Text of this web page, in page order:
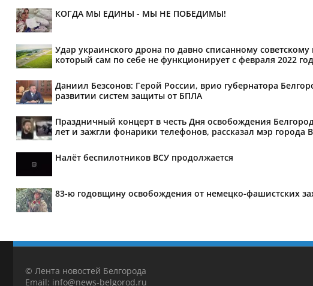
КОГДА МЫ ЕДИНЫ - МЫ НЕ ПОБЕДИМЫ!
Удар украинского дрона по давно списанному
который сам по себе не функционирует с февраля 2022
Даниил Безсонов: Герой России, врио губернатора
развитии систем защиты от БПЛА
Праздничный концерт в честь Дня освобождения
лет и зажгли фонарики телефонов, рассказал мэр города
Налёт беспилотников ВСУ продолжается
83-ю годовщину освобождения от немецко-фашистских
© Лента новостей Белгорода
Email: info@news-belgorod.ru